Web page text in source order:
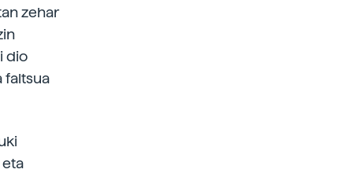
zehar
dio
faltsua